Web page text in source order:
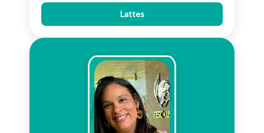
controle automático, otimização e sistemas
inteligentes de transporte, com ampla produção
Arena of Research 2010, prêmios da ANPET
(2017–2020) e é bolsista de produtividade do
CNPq desde 2015. Atua como editor em
periódicos internacionais e integra associações
como a ANPET e a IEEE ITSS.
Lattes